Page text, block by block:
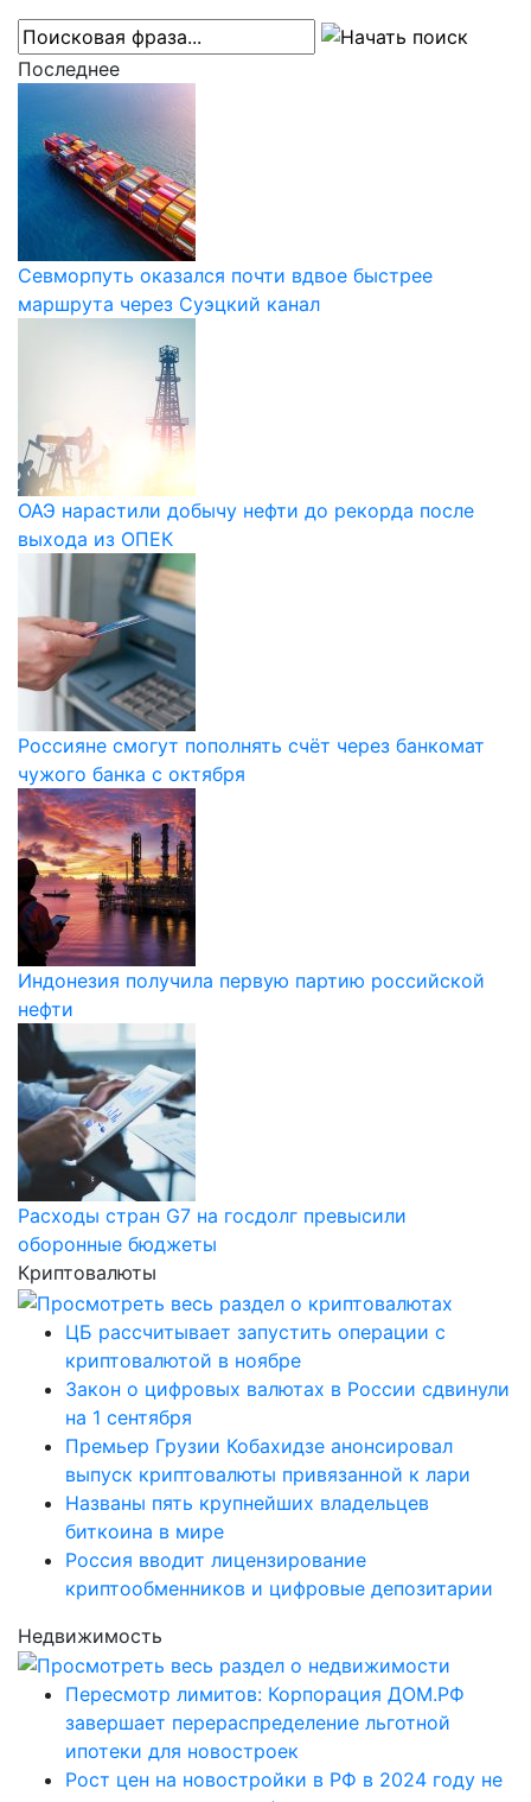
Последнее
Севморпуть оказался почти вдвое быстрее
маршрута через Суэцкий канал
ОАЭ нарастили добычу нефти до рекорда после
выхода из ОПЕК
Россияне смогут пополнять счёт через банкомат
чужого банка с октября
Индонезия получила первую партию российской
нефти
Расходы стран G7 на госдолг превысили
оборонные бюджеты
Криптовалюты
ЦБ рассчитывает запустить операции с
криптовалютой в ноябре
Закон о цифровых валютах в России сдвинули
на 1 сентября
Премьер Грузии Кобахидзе анонсировал
выпуск криптовалюты привязанной к лари
Названы пять крупнейших владельцев
биткоина в мире
Россия вводит лицензирование
криптообменников и цифровые депозитарии
Недвижимость
Пересмотр лимитов: Корпорация ДОМ.РФ
завершает перераспределение льготной
ипотеки для новостроек
Рост цен на новостройки в РФ в 2024 году не